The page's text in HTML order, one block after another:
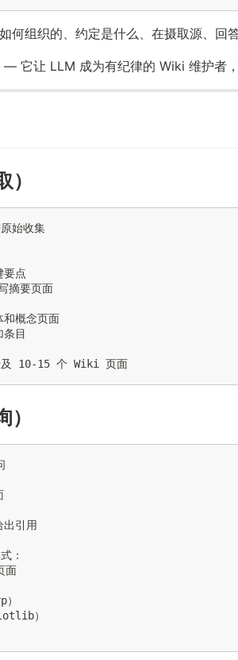
何组织的、约定是什么、在摄取源、回
— 它让 LLM 成为有纪律的 Wiki 维护者，
始收集
要点
摘要页面
概念页面
目
引用
：
面
）